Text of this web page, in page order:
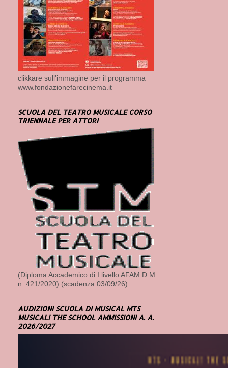
clikkare sull'immagine per il programma
www.fondazionefarecinema.it
SCUOLA DEL TEATRO MUSICALE CORSO
TRIENNALE PER ATTORI
(Diploma Accademico di I livello AFAM D.M.
n. 421/2020) (scadenza 03/09/26)
AUDIZIONI SCUOLA DI MUSICAL MTS
MUSICAL! THE SCHOOL AMMISSIONI A. A.
2026/2027